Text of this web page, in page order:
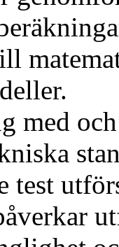
med
test